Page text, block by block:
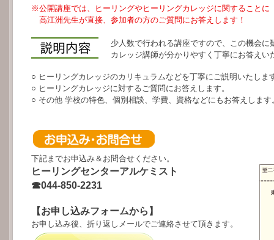
※公開講座では、ヒーリングやヒーリングカレッジに関することに
高江洲先生が直接、参加者の方のご質問にお答えします！
少人数で行われる講座ですので、この機会に
カレッジ講師が分かりやすく丁寧にお答えい
○ ヒーリングカレッジのカリキュラムなどを丁寧にご説明いたしま
○ ヒーリングカレッジに対するご質問にお答えします。
○ その他 学校の特色、個別相談、学費、資格などにもお答えします
下記までお申込み＆お問合せください。
ヒーリングセンターアルケミスト
☎044-850-2231
【お申し込みフォームから】
お申し込み後、折り返しメールでご連絡させて頂きます。